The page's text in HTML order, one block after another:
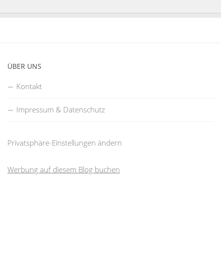
ÜBER UNS
Kontakt
Impressum & Datenschutz
Privatsphäre-Einstellungen ändern
Werbung auf diesem Blog buchen